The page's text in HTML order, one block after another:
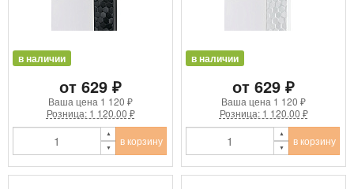
в наличии
от 629 ₽
Ваша цена 1 120 ₽
Розница: 1 120.00 ₽
в корзину
в наличии
от 629 ₽
Ваша цена 1 120 ₽
Розница: 1 120.00 ₽
в корзину